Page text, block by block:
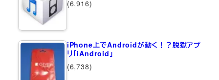
(6,916)
iPhone上でAndroidが動く！？脱獄アプ
リ「iAndroid」
(6,738)